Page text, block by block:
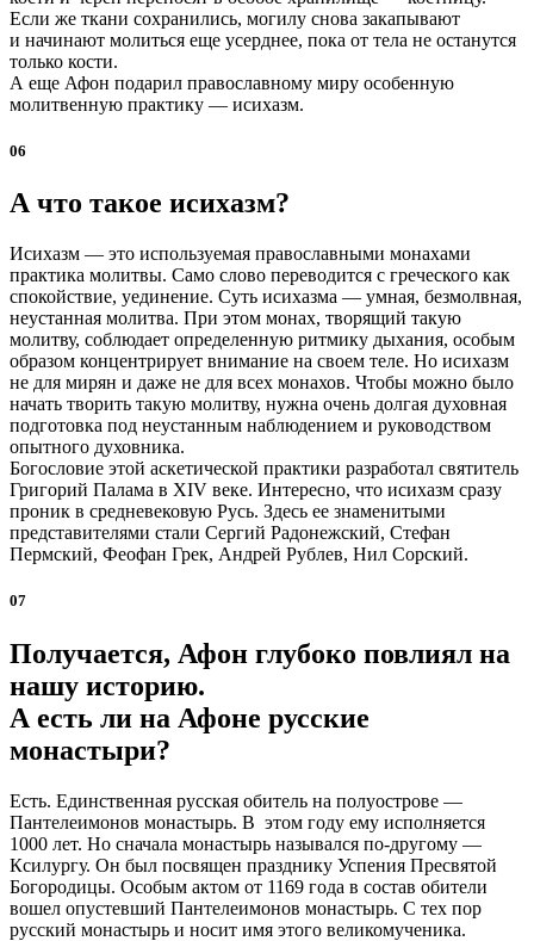
Если же ткани сохранились, могилу снова закапывают
и начинают молиться еще усерднее, пока от тела не останутся
только кости.
А еще Афон подарил православному миру особенную
молитвенную практику — исихазм.
06
А что такое исихазм?
Исихазм — это используемая православными монахами
практика молитвы. Само слово переводится с греческого как
спокойствие, уединение. Суть исихазма — умная, безмолвная,
неустанная молитва. При этом монах, творящий такую
молитву, соблюдает определенную ритмику дыхания, особым
образом концентрирует внимание на своем теле. Но исихазм
не для мирян и даже не для всех монахов. Чтобы можно было
начать творить такую молитву, нужна очень долгая духовная
подготовка под неустанным наблюдением и руководством
опытного духовника.
Богословие этой аскетической практики разработал святитель
Григорий Палама в XIV веке. Интересно, что исихазм сразу
проник в средневековую Русь. Здесь ее знаменитыми
представителями стали Сергий Радонежский, Стефан
Пермский, Феофан Грек, Андрей Рублев, Нил Сорский.
07
Получается, Афон глубоко повлиял на
нашу историю.
А есть ли на Афоне русские
монастыри?
Есть. Единственная русская обитель на полуострове —
Пантелеимонов монастырь. В этом году ему исполняется
1000 лет. Но сначала монастырь назывался по-другому —
Ксилургу. Он был посвящен празднику Успения Пресвятой
Богородицы. Особым актом от 1169 года в состав обители
вошел опустевший Пантелеимонов монастырь. С тех пор
русский монастырь и носит имя этого великомученика.